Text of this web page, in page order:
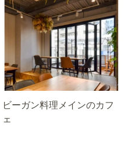
ビーガン料理メインのカフ
ェ